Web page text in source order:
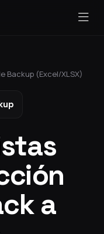
Backup (Excel/XLSX)
a